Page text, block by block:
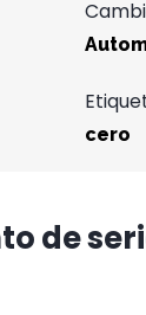
cero
de